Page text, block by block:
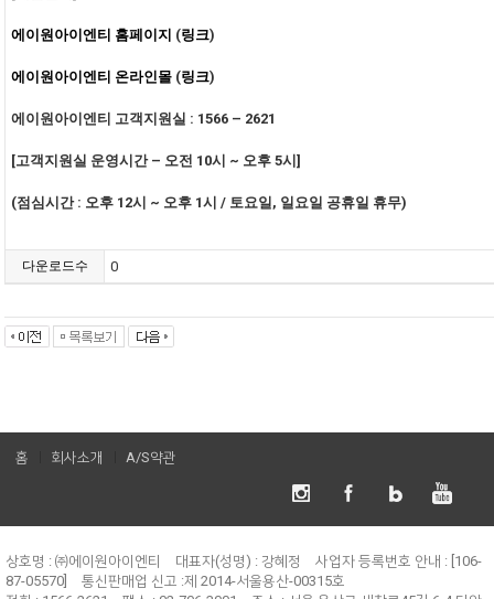
에이원아이엔티 홈페이지 (링크)
에이원아이엔티 온라인몰 (링크)
에이원아이엔티 고객지원실 : 1566 – 2621
[고객지원실 운영시간 – 오전 10시 ~ 오후 5시]
(점심시간: 오후 12시 ~ 오후 1시 / 토요일 , 일요일 공휴일 휴무)
다운로드수 0
홈 회사소개 A/S약관
상호명 : ㈜에이원아이엔티 대표자(성명) : 강혜정
사업자 등록번호 안내 : [106-
87-05570]
통신판매업 신고 :제 2014-서울용산-00315호